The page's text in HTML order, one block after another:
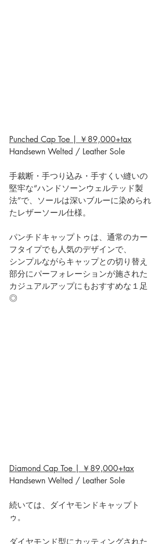
Punched Cap Toe | ￥89,000+tax
Handsewn Welted / Leather Sole
手裁断・手つり込み・手すくい縫いの
堅牢な“ハンドソーンウェルテッド製
法”で、ソールは深いブルーに染められ
たレザーソール仕様。
パンチドキャップトゥは、通常のカー
フタイプでも人気のデザインで、
シンプルながらキャップとの切り替え
部分にパーフォレーションが施された
カジュアルアップにもおすすめな１足
◎
Diamond Cap Toe | ￥89,000+tax
Handsewn Welted / Leather Sole
続いては、ダイヤモンドキャップト
ゥ。
ダイヤモンド型にカッティングされた